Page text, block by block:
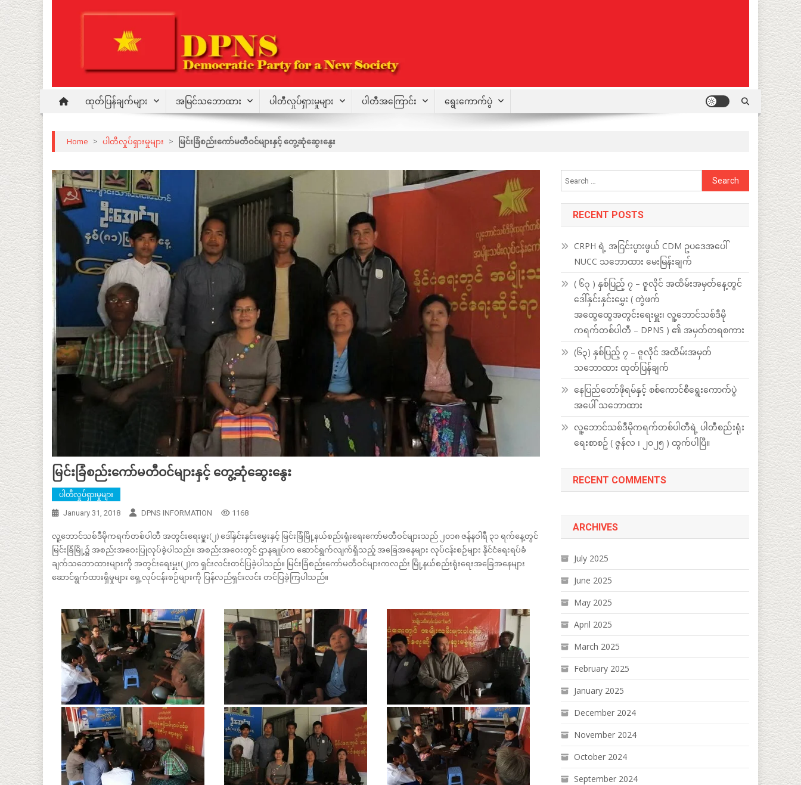
content
DPNS
Democratic Party for a New Society
ထုတ်ပြန်ချက်များ အမြင်သဘောထား ပါတီလှုပ်ရှားမှုများ ပါတီအကြောင်း ရွေးကောက်ပွဲ
Home > ပါတီလှုပ်ရှားမှုများ > မြင်းခြံစည်းကော်မတီဝင်များနှင့် တွေ့ဆုံဆွေးနွေး
မြင်းခြံစည်းကော်မတီဝင်များနှင့် တွေ့ဆုံဆွေးနွေး
ပါတီလှုပ်ရှားမှုများ
January 31, 2018 DPNS INFORMATION 1168
လူ့ဘောင်သစ်ဒီမိုကရက်တစ်ပါတီ အတွင်းရေးမှူး(၂) ဒေါ်နှင်းနှင်းမွှေးနှင့် မြင်းခြံမြို့နယ်စည်းရုံးရေးကော်မတီဝင်များသည် ၂၀၁၈ ဇန်နဝါရီ ၃၁ ရက်နေ့တွင်
မြင်းခြံမြို့၌ အစည်းအဝေးပြုလုပ်ခဲ့ပါသည်။ အစည်းအဝေးတွင် ဌာနချုပ်က ဆောင်ရွက်လျက်ရှိသည့် အခြေအနေများ လုပ်ငန်းစဉ်များ နိုင်ငံရေးရပ်ခံ
ချက်သဘောထားများကို အတွင်းရေးမှူး(၂)က ရှင်းလင်းတင်ပြခဲ့ပါသည်။ မြင်းခြံစည်းကော်မတီဝင်များကလည်း မြို့နယ်စည်းရုံးရေးအခြေအနေများ
ဆောင်ရွက်ထားရှိမှုများ ရှေ့လုပ်ငန်းစဉ်များကို ပြန်လည်ရှင်းလင်း တင်ပြခဲ့ကြပါသည်။
Search
for:
RECENT POSTS
CRPH ရဲ့ အငြင်းပွားဖွယ် CDM ဥပဒေအပေါ်
NUCC သဘောထား မေးမြန်းချက်
( ၆၃ ) နှစ်ပြည့် ၇ – ဇူလိုင် အထိမ်းအမှတ်နေ့တွင်
ဒေါ်နှင်းနှင်းမွှေး ( တွဲဖက်
အထွေထွေအတွင်းရေးမှူး၊ လူ့ဘောင်သစ်ဒီမို
ကရက်တစ်ပါတီ – DPNS ) ၏ အမှတ်တရစကား
(၆၃) နှစ်ပြည့် ၇ – ဇူလိုင် အထိမ်းအမှတ်
သဘောထား ထုတ်ပြန်ချက်
နေပြည်တော်ဖိုရမ်နှင့် စစ်ကောင်စီရွေးကောက်ပွဲ
အပေါ် သဘောထား
လူ့ဘောင်သစ်ဒီမိုကရက်တစ်ပါတီရဲ့ ပါတီစည်းရုံး
ရေးစာစဥ် ( ဇွန်လ ၊ ၂၀၂၅ ) ထွက်ပါပြီ။
RECENT COMMENTS
ARCHIVES
July 2025
June 2025
May 2025
April 2025
March 2025
February 2025
January 2025
December 2024
November 2024
October 2024
September 2024